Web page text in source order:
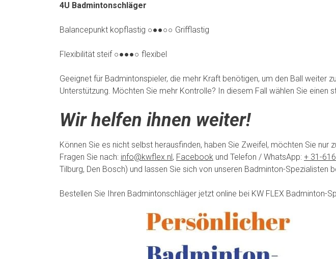
4U Badmintonschläger
Balancepunkt kopflastig ○●●○○ Grifflastig
Flexibilität steif ○●●●○ flexibel
Geeignet für Badmintonspieler, die mehr Kraft benötigen, um den Ball weiter
Unterstützung. Möchten Sie mehr Kontrolle? In diesem Fall wählen Sie einen
Wir helfen ihnen weiter!
Können Sie es nicht selbst herausfinden, haben Sie Zweifel, möchten Sie
Fragen Sie nach: info@kwflex.nl, Facebook und Telefon / WhatsApp: + 31-
Tilburg, Den Bosch) und lassen Sie sich von unseren Badminton-Spezialisten
Bestellen Sie Ihren Badmintonschläger jetzt online bei KW FLEX Badminton-